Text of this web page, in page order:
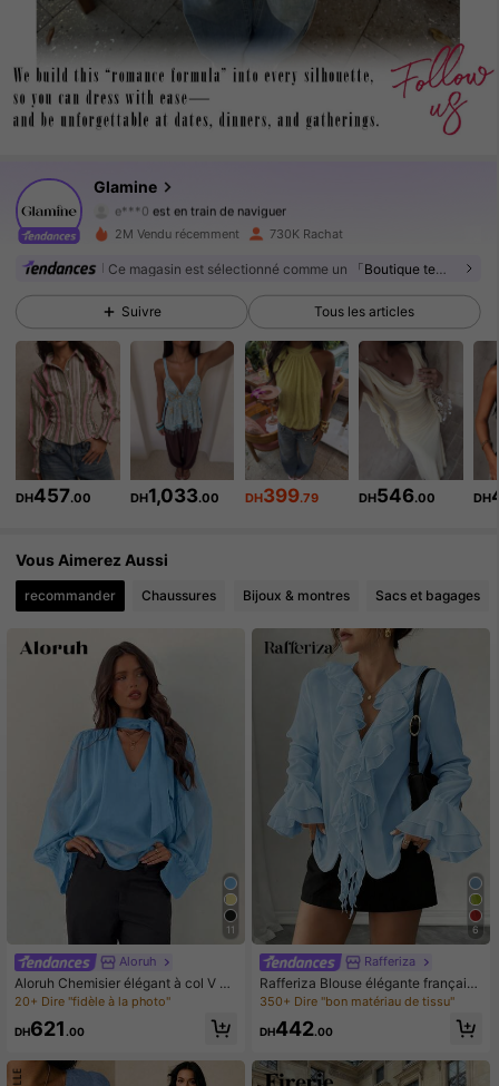
Glamine
4.86 553K Suiveurs
4.86 553K Suiveurs
e***0est en train de naviguer
4.86
553K Suiveurs
4.86 553K Suiveurs
553K Suiveurs
553K Suiveurs
4.86 553K Suiveurs
4.86 553K Suiveurs
2M Vendu récemment 730K Rachat
Ce magasin est sélectionné comme un 「Boutique tendance」
Suivre Tous les articles
DH457.00 DH1,033.00 DH399.79 DH546.00 DH
Vous Aimerez Aussi
recommander Chaussures Bijoux & montres Sacs et bagages
11
Aloruh
Aloruh Chemisier élégant à col V pr
ofond en mousseline de soie, manc
es
20+ Dire "fidèle à la photo"
DH621 .00
6
Rafferiza
Rafferiza Blouse élégante française
pour dames en automne, unie en m
ne, col V, nœud devant, ample et dé
350+ Dire "bon matériau de tissu"
DH442.00